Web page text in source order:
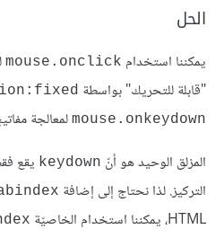
الحل
يمكننا استخدام mouse.onclick
"قابلة للتحريك" بواسطة
mouse.onkeydown لمعالجة
المزلق الوحيد هو أنّ keydown يقع
التركيز. لذا نحتاج إلى إضافة
HTML، يمكننا استخدام الخاصيّة